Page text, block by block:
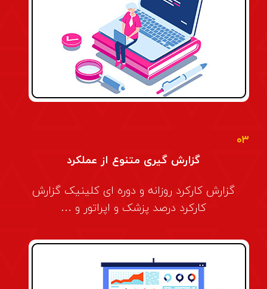
۰۳
گزارش گیری متنوع از عملکرد
گزارش کارکرد روزانه و دوره ای کلینیک گزارش
کارکرد درصد پزشک و اپراتور و …